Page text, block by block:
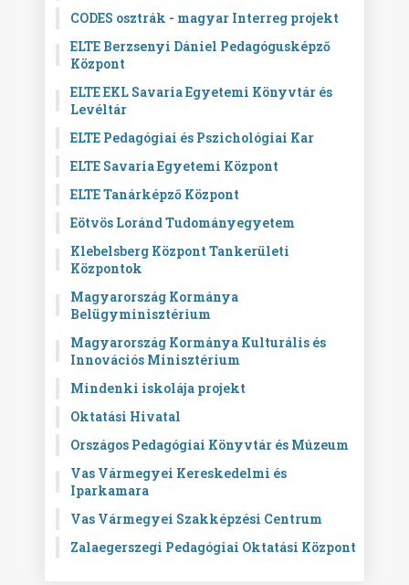
CODES osztrák - magyar Interreg projekt
ELTE Berzsenyi Dániel Pedagógusképző
Központ
ELTE EKL Savaria Egyetemi Könyvtár és
Levéltár
ELTE Pedagógiai és Pszichológiai Kar
ELTE Savaria Egyetemi Központ
ELTE Tanárképző Központ
Eötvös Loránd Tudományegyetem
Klebelsberg Központ Tankerületi
Központok
Magyarország Kormánya
Belügyminisztérium
Magyarország Kormánya Kulturális és
Innovációs Minisztérium
Mindenki iskolája projekt
Oktatási Hivatal
Országos Pedagógiai Könyvtár és Múzeum
Vas Vármegyei Kereskedelmi és
Iparkamara
Vas Vármegyei Szakképzési Centrum
Zalaegerszegi Pedagógiai Oktatási Központ